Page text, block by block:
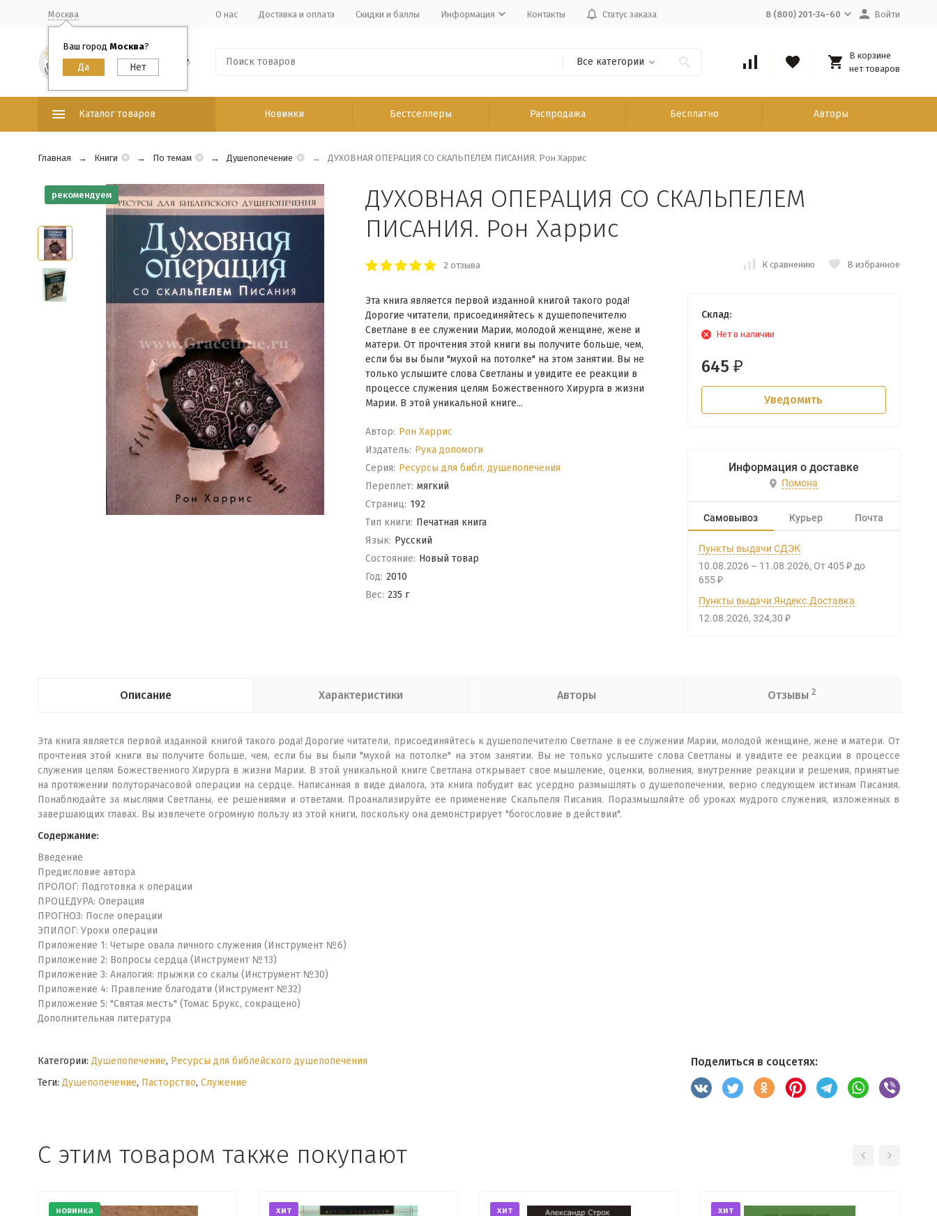
Москва
Ваш город Москва?
О нас Доставка и оплата Скидки и баллы Информация Контакты Статус заказа 8 (800) 201-34-60 Войти
Все категории
В корзине
нет товаров
Каталог товаров Новинки Бестселлеры Распродажа Бесплатно Авторы
Главная Книги По темам Душепопечение ДУХОВНАЯ ОПЕРАЦИЯ СО СКАЛЬПЕЛЕМ ПИСАНИЯ. Рон Харрис
рекомендуем
ДУХОВНАЯ ОПЕРАЦИЯ СО СКАЛЬПЕЛЕМ
ПИСАНИЯ. Рон Харрис
2 отзыва К сравнению В избранное
Эта книга является первой изданной книгой такого рода!
Дорогие читатели, присоединяйтесь к душепопечителю
Светлане в ее служении Марии, молодой женщине, жене и
матери. От прочтения этой книги вы получите больше, чем,
если бы вы были "мухой на потолке" на этом занятии. Вы не
только услышите слова Светланы и увидите ее реакции в
процессе служения целям Божественного Хирурга в жизни
Марии. В этой уникальной книге...
Автор: Рон Харрис
Издатель: Рука допомоги
Серия: Ресурсы для библ. душепопечения
Переплет: мягкий
Cтраниц: 192
Тип книги: Печатная книга
Язык: Русский
Состояние: Новый товар
Год: 2010
Вес: 235 г
Склад:
Нет в наличии
645 ₽
Уведомить
Информация о доставке
Помона
Самовывоз Курьер Почта
Пункты выдачи СДЭК
10.08.2026 – 11.08.2026 От 405 ₽ до
655 ₽
Пункты выдачи Яндекс.Доставка
12.08.2026 324,30 ₽
Описание Характеристики Авторы Отзывы 2
Эта книга является первой изданной книгой такого рода! Дорогие читатели, присоединяйтесь к душепопечителю Светлане в ее служении Марии, молодой женщине, жене и матери. От
прочтения этой книги вы получите больше, чем, если бы вы были "мухой на потолке" на этом занятии. Вы не только услышите слова Светланы и увидите ее реакции в процессе
служения целям Божественного Хирурга в жизни Марии. В этой уникальной книге Светлана открывает свое мышление, оценки, волнения, внутренние реакции и решения, принятые
на протяжении полуторачасовой операции на сердце. Написанная в виде диалога, эта книга побудит вас усердно размышлять о душепопечении, верно следующем истинам Писания.
Понаблюдайте за мыслями Светланы, ее решениями и ответами. Проанализируйте ее применение Скальпеля Писания. Поразмышляйте об уроках мудрого служения, изложенных в
завершающих главах. Вы извлечете огромную пользу из этой книги, поскольку она демонстрирует "богословие в действии".
Содержание:
Введение
Предисловие автора
ПРОЛОГ: Подготовка к операции
ПРОЦЕДУРА: Операция
ПРОГНОЗ: После операции
ЭПИЛОГ: Уроки операции
Приложение 1: Четыре овала личного служения (Инструмент №6)
Приложение 2: Вопросы сердца (Инструмент №13)
Приложение 3: Аналогия: прыжки со скалы (Инструмент №30)
Приложение 4: Правление благодати (Инструмент №32)
Приложение 5: "Святая месть" (Томас Брукс, сокращено)
Дополнительная литература
Категории: Душепопечение, Ресурсы для библейского душепопечения
Теги: Душепопечение, Пасторство, Служение
Поделиться в соцсетях:
С этим товаром также покупают
новинка хит хит
хит